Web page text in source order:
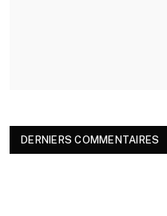
DERNIERS COMMENTAIRES